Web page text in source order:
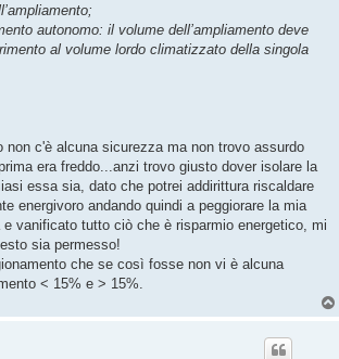
autonomo: il volume dell’ampliamento deve
al volume lordo climatizzato della singola
non c'è alcuna sicurezza ma non trovo assurdo
era freddo...anzi trovo giusto dover isolare la
essa sia, dato che potrei addirittura riscaldare
energivoro andando quindi a peggiorare la mia
vanificato tutto ciò che è risparmio energetico, mi
sia permesso!
che se così fosse non vi è alcuna
< 15% e > 15%.